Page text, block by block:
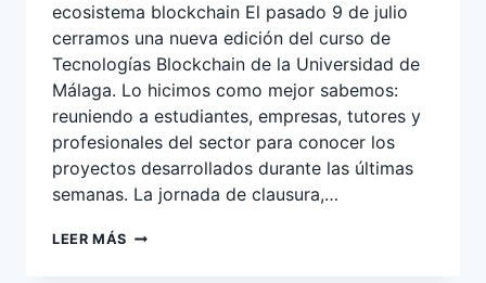
ecosistema blockchain El pasado 9 de julio
cerramos una nueva edición del curso de
Tecnologías Blockchain de la Universidad de
Málaga. Lo hicimos como mejor sabemos:
reuniendo a estudiantes, empresas, tutores y
profesionales del sector para conocer los
proyectos desarrollados durante las últimas
semanas. La jornada de clausura,…
LEER MÁS CLAUSURA